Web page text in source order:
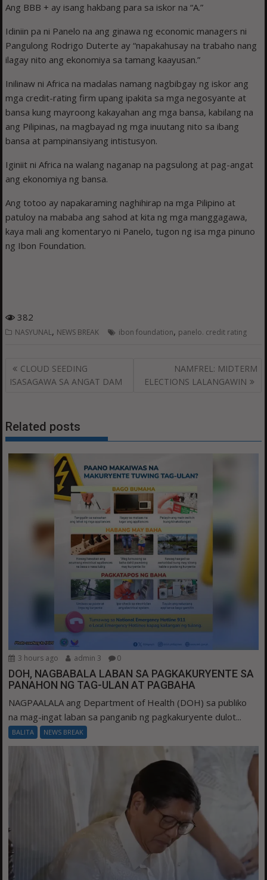
Ang BBB + ay isang hakbang para sa iskor na “A.”
Idiniin pa ni Panelo na ang ginawa ng economic managers ni
Pangulong Rodrigo Duterte ay “napakahusay na trabaho nang
ilagay nito ang ekonomiya sa tamang kaayusan.”
Inilinaw ni Africa na madalas namang nagbibgay ng iskor ang
mga credit-rating firm upang ipakita sa mga negosyante at
bansa kung mayroong kakayahan ang mga bansa, kabilang na
ang Pilipinas, na magbayad ng mga inuutang nito sa ibang
bansa at pampinansiyang intistusyon.
Iginiit ni Africa na walang naganap na pagsulong at pag-angat
ang ekonomiya ng bansa.
Ang totoo ay napakaraming naghihirap na mga Pilipino at
patuloy na mababa ang sahod at kita ng mga manggagawa,
kaya mali ang komentaryo ni Panelo, tugon ng isa mga pinuno
ng Ibon Foundation.
382
NASYUNAL, NEWS BREAK ibon foundation, panelo. credit rating
Post
navigation
CLOUD SEEDING
ISASAGAWA SA ANGAT DAM
NAMFREL: MIDTERM
ELECTIONS LALANGAWIN
Related posts
3 hours ago admin 3 0
DOH, NAGBABALA LABAN SA PAGKAKURYENTE SA
PANAHON NG TAG-ULAN AT PAGBAHA
NAGPAALALA ang Department of Health (DOH) sa publiko
na mag-ingat laban sa panganib ng pagkakuryente dulot...
BALITA NEWS BREAK